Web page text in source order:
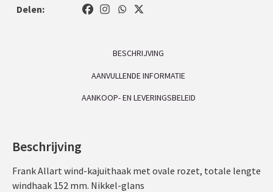
Delen:
BESCHRIJVING
AANVULLENDE INFORMATIE
AANKOOP- EN LEVERINGSBELEID
Beschrijving
Frank Allart wind-kajuithaak met ovale rozet, totale lengte
windhaak 152 mm. Nikkel-glans